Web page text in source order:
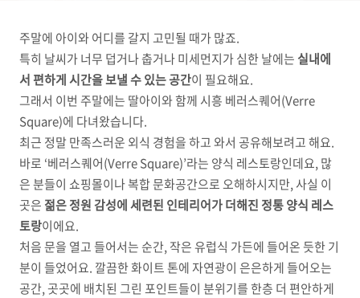
주말에 아이와 어디를 갈지 고민될 때가 많죠.
특히 날씨가 너무 덥거나 춥거나 미세먼지가 심한 날에는 실내에
서 편하게 시간을 보낼 수 있는 공간이 필요해요.
그래서 이번 주말에는 딸아이와 함께 시흥 베러스퀘어(Verre
Square)에 다녀왔습니다.
최근 정말 만족스러운 외식 경험을 하고 와서 공유해보려고 해요.
바로 ‘베러스퀘어(Verre Square)’라는 양식 레스토랑인데요, 많
은 분들이 쇼핑몰이나 복합 문화공간으로 오해하시지만, 사실 이
곳은 젊은 정원 감성에 세련된 인테리어가 더해진 정통 양식 레스
토랑이에요.
처음 문을 열고 들어서는 순간, 작은 유럽식 가든에 들어온 듯한 기
분이 들었어요. 깔끔한 화이트 톤에 자연광이 은은하게 들어오는
공간, 곳곳에 배치된 그린 포인트들이 분위기를 한층 더 편안하게